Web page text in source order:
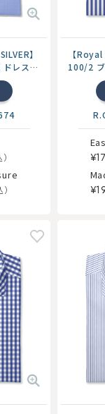
】
【
100/2
イプ シ